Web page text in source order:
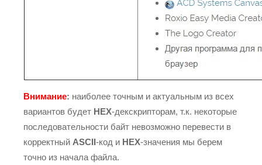
Внимание: наиболее точным и актуальным из всех
вариантов будет HEX-декскрипторам, т.к. некоторые
последовательности байт невозможно перевести в
корректный ASCII-код и HEX-значения мы берем
точно из начала файла.